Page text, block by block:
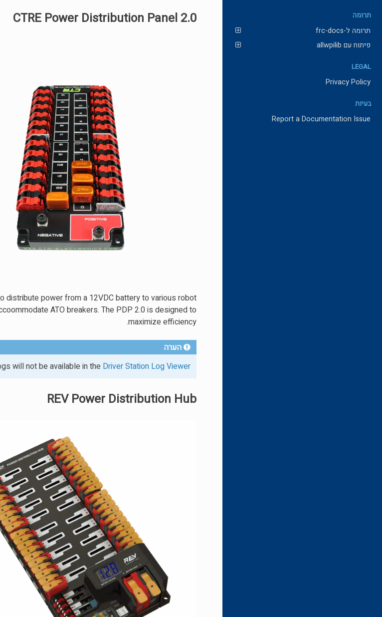
תרומה
תרומה ל-frc-docs
פיתוח עם allwpilib
LEGAL
Privacy Policy
בעיות
Report a Documentation Issue
CTRE Power Distribution Panel 2.0
distribute power from a 12VDC battery to various robot
ATO breakers. The PDP 2.0 is designed to
maximize efficiency.
הערה
will not be available in the Driver Station Log Viewer
REV Power Distribution Hub